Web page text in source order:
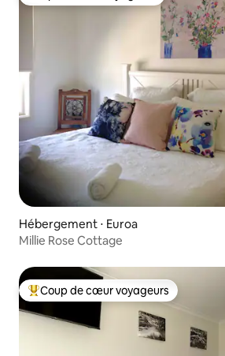
Hébergement ⋅ Euroa
Millie Rose Cottage
Coups de cœur voyageurs les plus
Coup de cœur voyageurs